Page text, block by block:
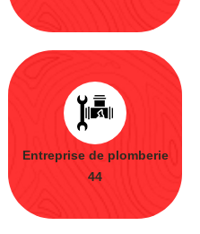
Entreprise de plomberie
44